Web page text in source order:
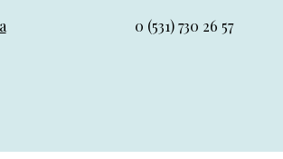
0 (531) 730 26 57